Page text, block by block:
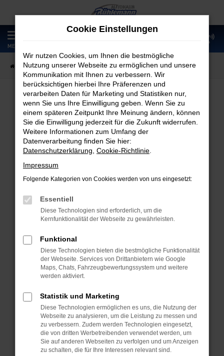
Zum
Hauptinhalt
springen
MENÜ
Startseite Fahrzeugangebote Fahrzeugmarkt
Fahrzeugmarkt
Fehler: Network Error
Beim Laden ist ein Fehler aufgetreten.
Hier sind ein paar Tipps, die dir helfen können:
Überprüfe deine Firewall und deine
Laden andere Webseiten, zum Beispiel
deine Suchmaschine?
Prüfe deine Browsererweiterungen.
Manche Erweiterungen, wie Werbeblocker,
können das Laden bestimmter Seiten
verhindern. Funktioniert die Seite in einem
anderen Browser oder in einem privaten
Fenster?
Starte dein Gerät neu.
Cookie Einstellungen
Wir nutzen Cookies, um Ihnen die bestmögliche
Nutzung unserer Webseite zu ermöglichen und unsere
Kommunikation mit Ihnen zu verbessern. Wir
berücksichtigen hierbei Ihre Präferenzen und
verarbeiten Daten für Marketing und Statistiken nur,
wenn Sie uns Ihre Einwilligung geben. Wenn Sie zu
einem späteren Zeitpunkt Ihre Meinung ändern, können
Sie die Einwilligung jederzeit für die Zukunft widerrufen.
Weitere Informationen zum Umfang der
Datenverarbeitung finden Sie hier:
Datenschutzerklärung Cookie-Richtlinie
Impressum
Folgende Kategorien von Cookies werden von uns eingesetzt:
Essentiell
Diese Technologien sind erforderlich, um die
Kernfunktionalität der Webseite zu gewährleisten.
Funktional
Diese Technologien bieten die bestmögliche Funktionalität
der Webseite. Services von Drittanbietern wie Google
Maps, Chats, Fahrzeugbewertungssystem und weitere
werden aktiviert.
Statistik und Marketing
Diese Technologien ermöglichen es uns, die Nutzung der
Webseite zu analysieren, um die Leistung zu messen und
zu verbessern. Zudem werden Technologien eingesetzt,
die von dritten Werbetreibenden verwendet werden, um
Sie auf anderen Webseiten zu verfolgen und um Anzeigen
zu schalten, die für Ihre Interessen relevant sind.